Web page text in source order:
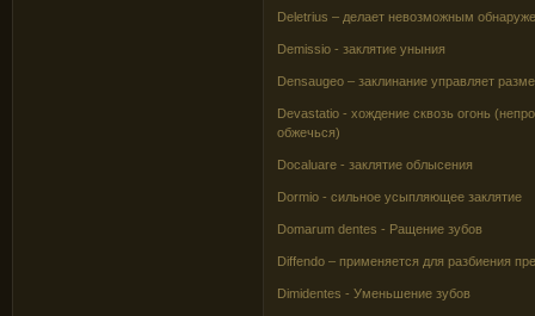
Deletrius – делает невозможным
Demissio - заклятие уныния
Densaugeo – заклинание управляет
Devastatio - хождение сквозь огонь
обжечься)
Docaluare - заклятие облысения
Dormio - сильное усыпляющее заклятие
Domarum dentes - Ращение зубов
Diffendo – применяется для разбиения
Dimidentes - Уменьшение зубов